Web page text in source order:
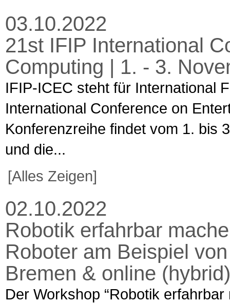
03.10.2022
21st IFIP International
Computing | 1. - 3.
IFIP-ICEC steht für International
International Conference on
Konferenzreihe findet vom 1. bis
und die...
[Alles Zeigen]
02.10.2022
Robotik erfahrbar
Roboter am Beispiel
Bremen & online (hybrid)
Der Workshop “Robotik